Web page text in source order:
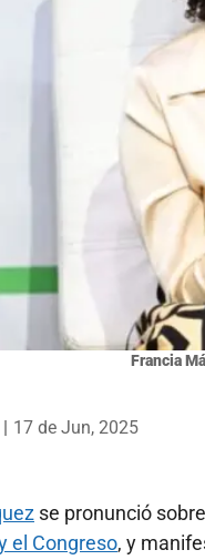
Francia
17 de Jun, 2025
se pronunció
el Congreso, y